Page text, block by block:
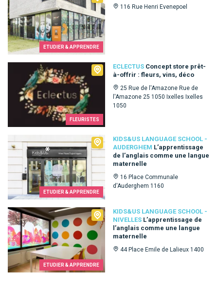
ETUDIER & APPRENDRE
116 Rue Henri Evenepoel
FLEURISTES
ECLECTUS Concept store prêt-
à-offrir : fleurs, vins, déco
25 Rue de l'Amazone Rue de
l'Amazone 25 1050 Ixelles Ixelles
1050
ETUDIER & APPRENDRE
KIDS&US LANGUAGE SCHOOL -
AUDERGHEM L’apprentissage
de l’anglais comme une langue
maternelle
16 Place Communale
d'Auderghem 1160
Kids&Us language school - Auderghem
ETUDIER & APPRENDRE
KIDS&US LANGUAGE SCHOOL -
NIVELLES L’apprentissage de
l’anglais comme une langue
maternelle
44 Place Emile de Lalieux 1400
Kids&Us language school - Nivelles